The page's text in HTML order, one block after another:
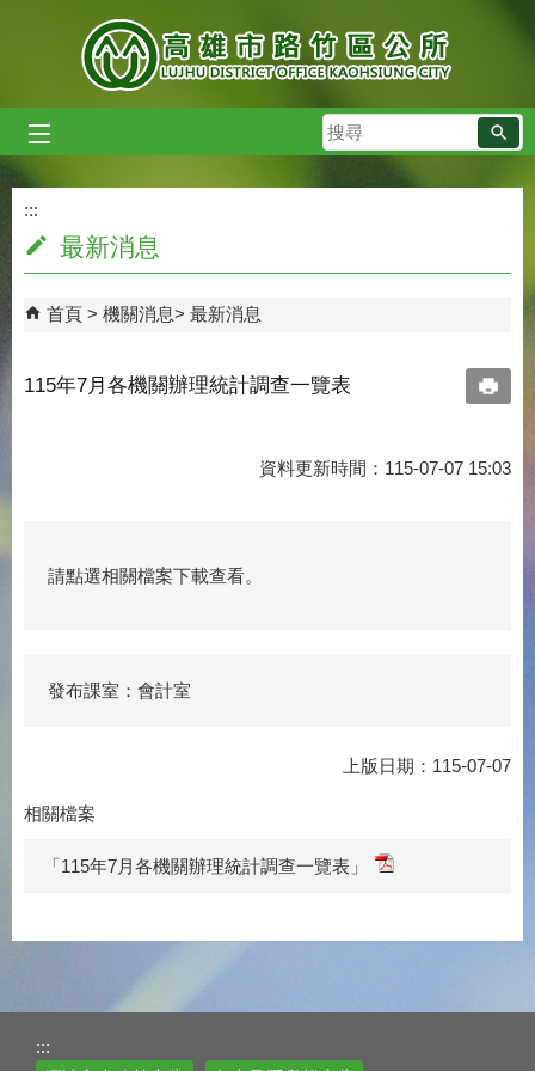
跳到主要內容區塊
搜
尋
:::
最新消息
首頁 機關消息 最新消息
115年7月各機關辦理統計調查一覽表
資料更新時間：115-07-07 15:03
請點選相關檔案下載查看。
發布課室：會計室
上版日期：115-07-07
相關檔案
「115年7月各機關辦理統計調查一覽表」
:::